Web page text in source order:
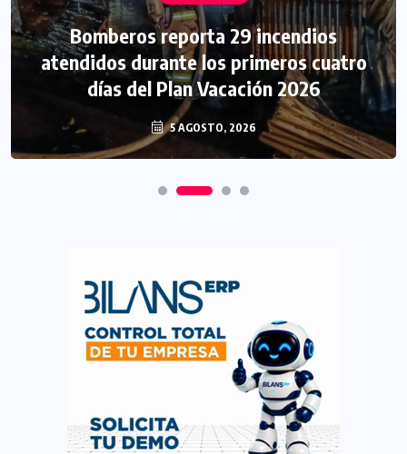
Bomberos reporta 29 incendios
atendidos durante los primeros cuatro
días del Plan Vacación 2026
5 AGOSTO, 2026